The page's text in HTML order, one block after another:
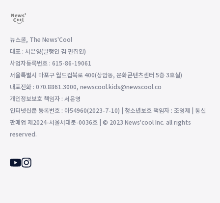
뉴스쿨, The News'Cool
대표 : 서은영(발행인 겸 편집인)
사업자등록번호 : 615-86-19061
서울특별시 마포구 월드컵북로 400(상암동, 문화콘텐츠센터 5층 3호실)
대표전화 : 070.8861.3000, newscool.kids@newscool.co
개인정보보호 책임자 : 서은영
인터넷신문 등록번호 : 아54960(2023-7-10) | 청소년보호 책임자 : 조영제 | 통신
판매업 제2024-서울서대문-0036호 | © 2023 News'cool Inc. all rights
reserved.